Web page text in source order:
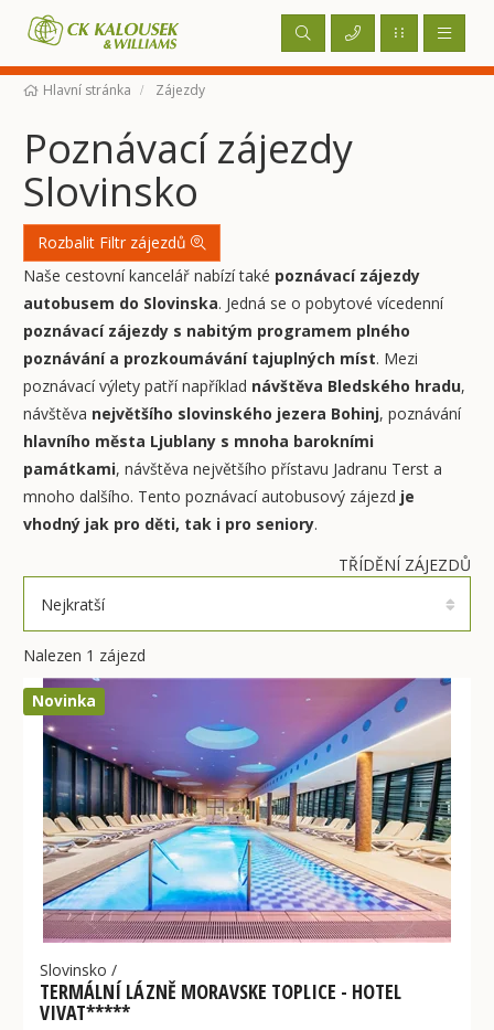
Hlavní stránka Zájezdy
Poznávací zájezdy
Slovinsko
Rozbalit Filtr zájezdů
Naše cestovní kancelář nabízí také poznávací zájezdy
autobusem do Slovinska. Jedná se o pobytové vícedenní
poznávací zájezdy s nabitým programem plného
poznávání a prozkoumávání tajuplných míst. Mezi
poznávací výlety patří například návštěva Bledského hradu,
návštěva největšího slovinského jezera Bohinj, poznávání
hlavního města Ljublany s mnoha barokními
památkami, návštěva největšího přístavu Jadranu Terst a
mnoho dalšího. Tento poznávací autobusový zájezd je
vhodný jak pro děti, tak i pro seniory.
TŘÍDĚNÍ ZÁJEZDŮ
Nejkratší
Nalezen 1 zájezd
Novinka
Slovinsko /
TERMÁLNÍ LÁZNĚ MORAVSKE TOPLICE - HOTEL
VIVAT*****